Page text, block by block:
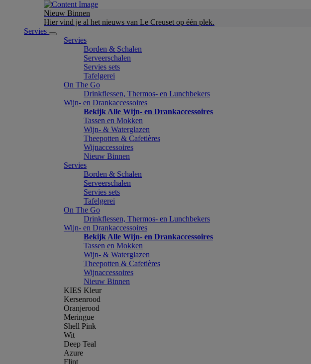
Nieuw Binnen
Hier vind je al het nieuws van Le Creuset op één plek.
Servies
Servies
Borden & Schalen
Serveerschalen
Servies sets
Tafelgerei
On The Go
Drinkflessen, Thermos- en Lunchbekers
Wijn- en Drankaccessoires
Bekijk Alle Wijn- en Drankaccessoires
Tassen en Mokken
Wijn- & Waterglazen
Theepotten & Cafetières
Wijnaccessoires
Nieuw Binnen
Servies
Borden & Schalen
Serveerschalen
Servies sets
Tafelgerei
On The Go
Drinkflessen, Thermos- en Lunchbekers
Wijn- en Drankaccessoires
Bekijk Alle Wijn- en Drankaccessoires
Tassen en Mokken
Wijn- & Waterglazen
Theepotten & Cafetières
Wijnaccessoires
Nieuw Binnen
KIES Kleur
Kersenrood
Oranjerood
Meringue
Shell Pink
Wit
Deep Teal
Azure
Flint